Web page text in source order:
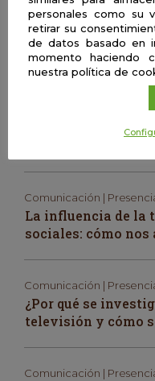
animación, lo que nos
sigue siendo un medio
tan importante en
cuando crecemos.
Silvia
Universidad de
Comunicación |
La influencia de la
sociales: cómo
Comunicación |
¿Por qué se
televisión y cómo
Comunicación |
personales como su
retirar su
de datos basado en
momento haciendo
nuestra política de